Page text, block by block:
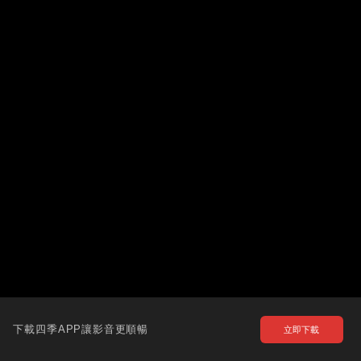
下載四季APP讓影音更順暢 立即下載